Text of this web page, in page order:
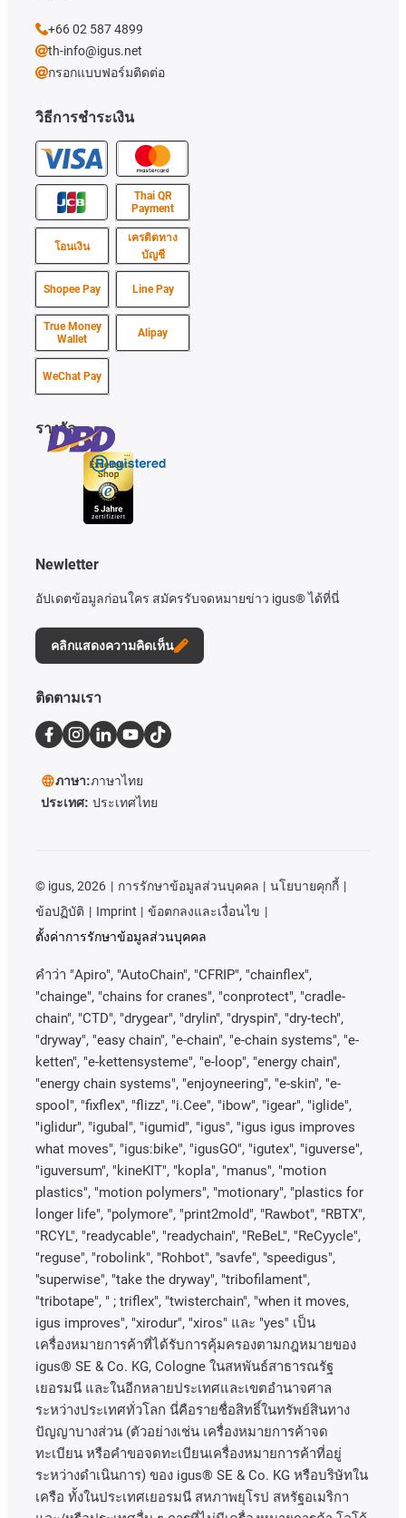
วิธีการชำระเงิน
Thai QR
Payment
โอนเงิน
เครดิตทาง
บัญชี
Shopee Pay Line Pay
True Money
Wallet
Alipay
WeChat Pay
รางวัล
Newletter
อัปเดตข้อมูลก่อนใคร สมัครรับจดหมายข่าว igus® ได้ที่นี่
คลิกแสดงความคิดเห็น
+66 02 587 4899
th-info@igus.net
กรอกแบบฟอร์มติดต่อ
ติดตามเรา
ภาษา:ภาษาไทย
ประเทศ: ประเทศไทย
© igus, 2026 การรักษาข้อมูลส่วนบุคคล
นโยบายคุกกี้
ข้อปฏิบัติ
Imprint
ข้อตกลงและเงื่อนไข
ตั้งค่าการรักษาข้อมูลส่วนบุคคล
คําว่า "Apiro", "AutoChain", "CFRIP", "chainflex",
"chainge", "chains for cranes", "conprotect", "cradle-
chain", "CTD", "drygear", "drylin", "dryspin", "dry-tech",
"dryway", "easy chain", "e-chain", "e-chain systems", "e-
ketten", "e-kettensysteme", "e-loop", "energy chain",
"energy chain systems", "enjoyneering", "e-skin", "e-
spool", "fixflex", "flizz", "i.Cee", "ibow", "igear", "iglide",
"iglidur", "igubal", "igumid", "igus", "igus igus improves
what moves", "igus:bike", "igusGO", "igutex", "iguverse",
"iguversum", "kineKIT", "kopla", "manus", "motion
plastics", "motion polymers", "motionary", "plastics for
longer life", "polymore", "print2mold", "Rawbot", "RBTX",
"RCYL", "readycable", "readychain", "ReBeL", "ReCyycle",
"reguse", "robolink", "Rohbot", "savfe", "speedigus",
"superwise", "take the dryway", "tribofilament",
"tribotape", " ; triflex", "twisterchain", "when it moves,
igus improves", "xirodur", "xiros" และ "yes" เป็น
เครื่องหมายการค้าที่ได้รับการคุ้มครองตามกฎหมายของ
igus® SE & Co. KG, Cologne ในสหพันธ์สาธารณรัฐ
เยอรมนี และในอีกหลายประเทศและเขตอํานาจศาล
ระหว่างประเทศทั่วโลก นี่คือรายชื่อสิทธิ์ในทรัพย์สินทาง
ปัญญาบางส่วน (ตัวอย่างเช่น เครื่องหมายการค้าจด
ทะเบียน หรือคำขอจดทะเบียนเครื่องหมายการค้าที่อยู่
ระหว่างดำเนินการ) ของ igus® SE & Co. KG หรือบริษัทใน
เครือ ทั้งในประเทศเยอรมนี สหภาพยุโรป สหรัฐอเมริกา